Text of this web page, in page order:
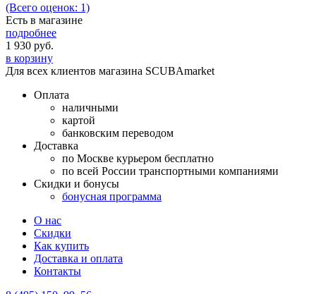
(Всего оценок: 1)
Есть в магазине
подробнее
1 930 руб.
в корзину
Для всех клиентов магазина SCUBAmarket
Оплата
наличными
картой
банковским переводом
Доставка
по Москве курьером бесплатно
по всей России транспортными компаниями
Скидки и бонусы
бонусная программа
О нас
Скидки
Как купить
Доставка и оплата
Контакты